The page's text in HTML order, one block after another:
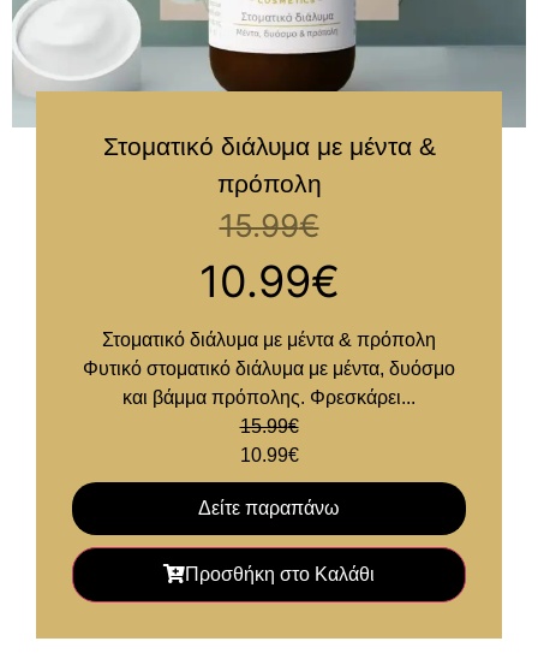
Στοματικό διάλυμα με μέντα &
πρόπολη
15.99€
10.99€
Στοματικό διάλυμα με μέντα & πρόπολη
Φυτικό στοματικό διάλυμα με μέντα, δυόσμο
και βάμμα πρόπολης. Φρεσκάρει...
15.99€
10.99€
Δείτε παραπάνω
Προσθήκη στο Καλάθι